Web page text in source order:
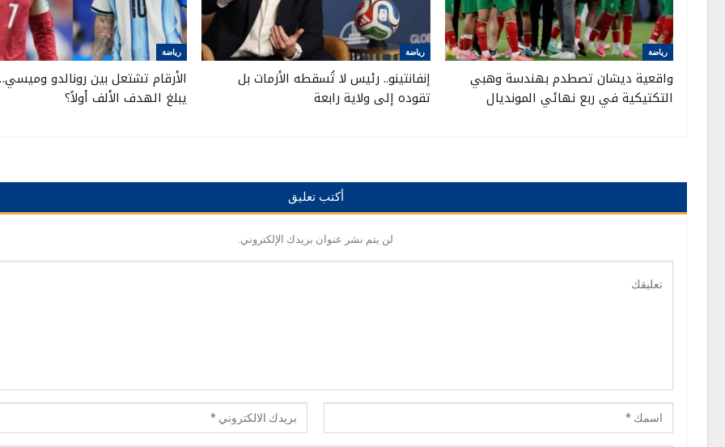
رياضة
واقعية ديشان تصطدم بهندسة وهبي
التكتيكية في ربع نهائي المونديال
رياضة
إنفانتينو.. رئيس لا تُسقطه الأزمات بل
تقوده إلى ولاية رابعة
رياضة
الأرقام تشتعل بين رونالدو
يبلغ الهدف الألف أولاً؟
أكتب تعليق
لن يتم نشر عنوان بريدك الإلكتروني.